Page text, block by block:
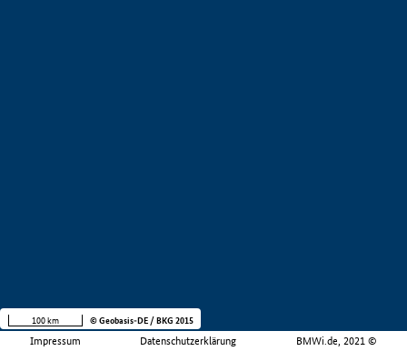
Impressum Datenschutzerklärung BMWi.de, 2021 ©
100 km © Geobasis-DE / BKG 2015